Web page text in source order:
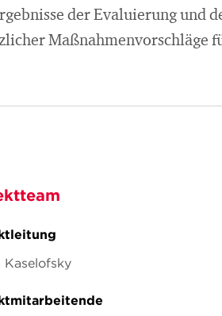
der Evaluierung und
Maßnahmenvorschläge
Kaselofsky